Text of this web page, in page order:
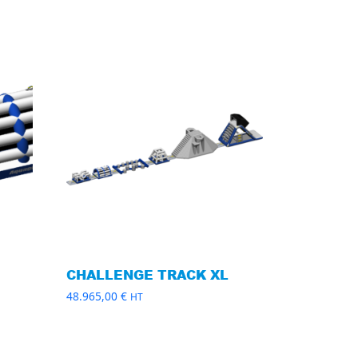
CHALLENGE TRACK XL
48.965,00€ HT